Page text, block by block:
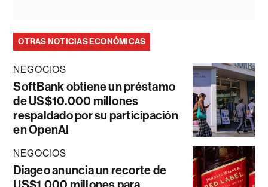
OTRAS NOTICIAS ECONÓMICAS
NEGOCIOS
SoftBank obtiene un préstamo
de US$10.000 millones
respaldado por su participación
en OpenAI
NEGOCIOS
Diageo anuncia un recorte de